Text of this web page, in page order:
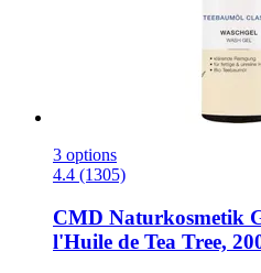
3 options
4.4 (1305)
CMD Naturkosmetik
l'Huile de Tea Tree,